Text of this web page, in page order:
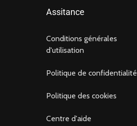
Assitance
Conditions générales
d'utilisation
Politique de confidentialité
Politique des cookies
Centre d'aide